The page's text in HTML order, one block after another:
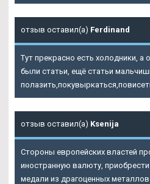
отзыв оставил(а) Ferdinand
Тут прекрасно есть холодники, а
были статьи, ещё статьи
отзыв оставил(а) Ksenija
Стороны европейских властей
иностранную валюту,
медали из драгоценных